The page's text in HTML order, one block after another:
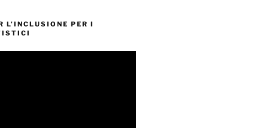
L’INCLUSIONE PER I